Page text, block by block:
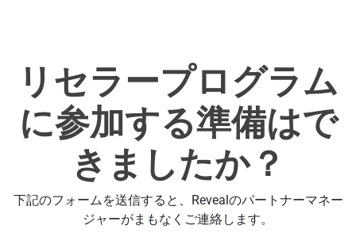
リセラープログラム
に参加する準備はで
きましたか？
下記のフォームを送信すると、Revealのパートナーマネー
ジャーがまもなくご連絡します。